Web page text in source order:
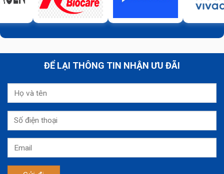
ĐỂ LẠI THÔNG TIN NHẬN ƯU ĐÃI